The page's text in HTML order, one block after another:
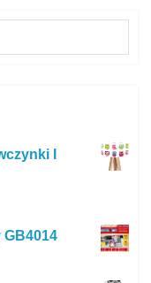
I